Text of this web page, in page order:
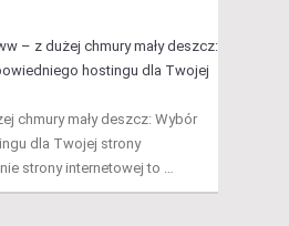
– z dużej chmury mały deszcz:
hostingu dla Twojej
chmury mały deszcz: Wybór
dla Twojej strony
strony internetowej to …